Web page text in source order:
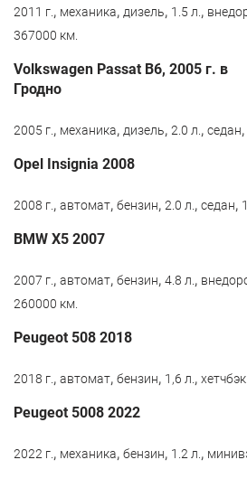
2011 г., механика, дизель, 1.5 л.,
367000 км.
Volkswagen Passat B6, 2005 г. в
Гродно
2005 г., механика, дизель, 2.0 л., седан,
Opel Insignia 2008
2008 г., автомат, бензин, 2.0 л., седан,
BMW X5 2007
2007 г., автомат, бензин, 4.8 л.,
260000 км.
Peugeot 508 2018
2018 г., автомат, бензин, 1,6 л.,
Peugeot 5008 2022
2022 г., механика, бензин, 1.2 л.,